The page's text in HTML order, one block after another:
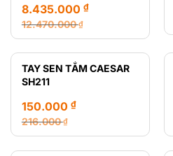
12.470.000₫
Giá
gốc
là:
12.470.000 ₫.
8.435.000 ₫
Giá
hiện
tại
là:
TAY SEN TẮM CAESAR
SH211
216.000₫
Giá
gốc
150.000 ₫
Giá
hiện